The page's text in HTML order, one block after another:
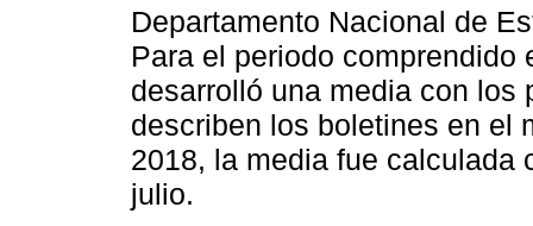
Departamento Nacional de
Para el periodo comprendido
desarrolló una media con los
describen los boletines en el
2018, la media fue calculada
julio.